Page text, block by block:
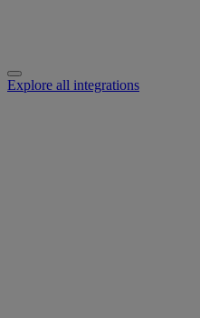
Explore all integrations